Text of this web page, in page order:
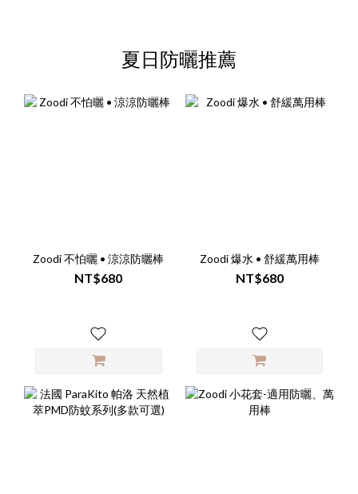
夏日防曬推薦
Zoodi 不怕曬 • 涼涼防曬棒
NT$680
Zoodi 爆水 • 舒緩萬用棒
NT$680